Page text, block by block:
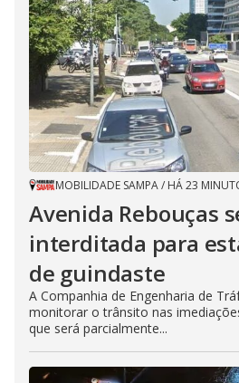
MOBILIDADE SAMPA/ HÁ 23
Avenida Rebouças
interditada para
de guindaste
A Companhia de Engenharia de
monitorar o trânsito nas
que será parcialmente...